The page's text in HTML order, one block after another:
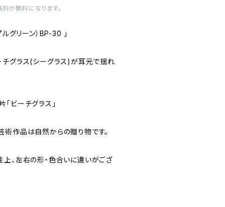
が無料になります。
グリーン）BP-30 」
チグラス(シーグラス)が耳元で揺れ
ビーチグラス」
作品は自然からの贈り物です。
、左右の形・色合いに違いがござ